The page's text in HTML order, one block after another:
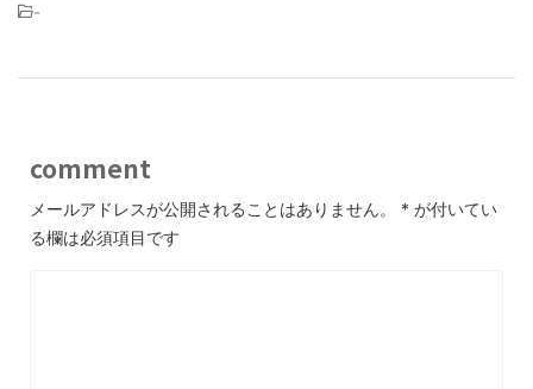
-
comment
メールアドレスが公開されることはありません。 * が付いてい
る欄は必須項目です